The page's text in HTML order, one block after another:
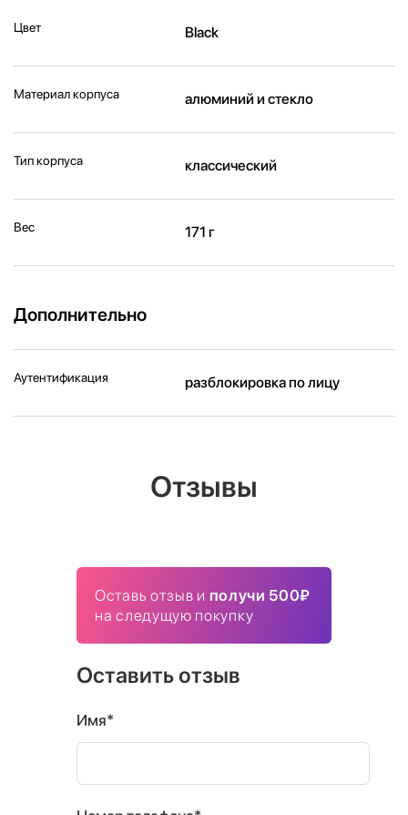
Цвет Black
Материал корпуса алюминий и стекло
Тип корпуса классический
Вес 171 г
Дополнительно
Аутентификация разблокировка по лицу
Отзывы
Оставь отзыв и получи 500₽
на следущую покупку
Оставить отзыв
Имя*